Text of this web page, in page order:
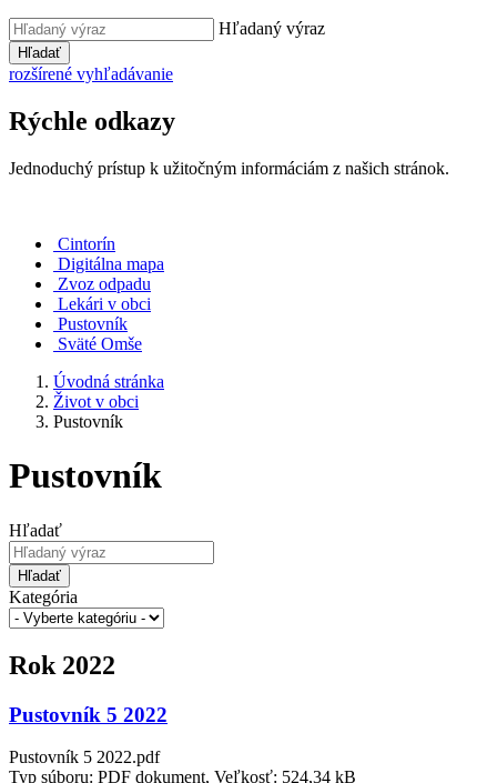
Hľadaný výraz
Hľadať
rozšírené vyhľadávanie
Rýchle odkazy
Jednoduchý prístup k užitočným informáciám z našich stránok.
Cintorín
Digitálna mapa
Zvoz odpadu
Lekári v obci
Pustovník
Sväté Omše
Úvodná stránka
Život v obci
Pustovník
Pustovník
Hľadať
Hľadať
Kategória
Rok 2022
Pustovník 5 2022
Pustovník 5 2022.pdf
Typ súboru: PDF dokument, Veľkosť: 524,34 kB